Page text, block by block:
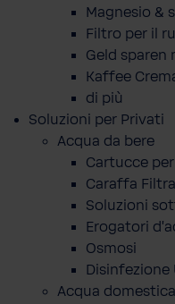
Magnesio &
Filtro per il
Geld sparen
Kaffee
di più
Soluzioni per Privati
Acqua da bere
Cartucce
Caraffa
Soluzioni
Erogatori
Osmosi
Disinfezione
Acqua domestica